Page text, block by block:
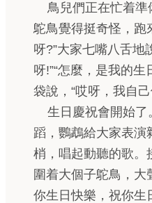
鳥兒們正在忙着準
鴕鳥覺得挺奇怪，跑
呀?”大家七嘴八舌地
呀!”“怎麼，是我的
袋說，“哎呀，我自
生日慶祝會開始了
蹈，鸚鵡給大家表演
梢，唱起動聽的歌。
圍着大個子鴕鳥，大
你生日快樂，祝你生